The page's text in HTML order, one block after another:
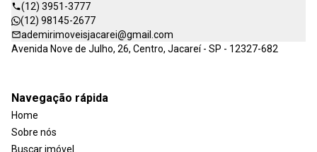
(12) 3951-3777
(12) 98145-2677
ademirimoveisjacarei@gmail.com
Avenida Nove de Julho, 26, Centro, Jacareí - SP - 12327-682
Navegação rápida
Home
Sobre nós
Buscar imóvel